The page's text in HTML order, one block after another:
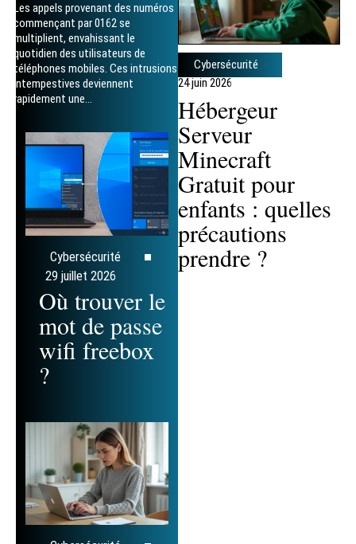
Les appels provenant des numéros
commençant par 0162 se
multiplient, envahissant le
quotidien des utilisateurs de
téléphones mobiles. Ces intrusions
intempestives deviennent
rapidement une…
Cybersécurité
29 juillet 2026
Où trouver le
mot de passe
wifi freebox
?
Cybersécurité
24 juin 2026
Hébergeur
Serveur
Minecraft
Gratuit pour
enfants : quelles
précautions
prendre ?